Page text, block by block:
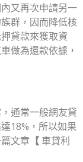
又再次申請另一
群，因而降低核
貸款來獲取資
做為還款依據，
通常一般網友貸
18%，所以如果
文章 【 車貸利